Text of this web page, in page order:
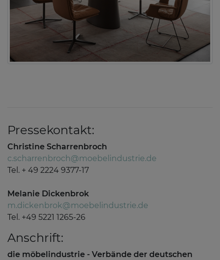
Pressekontakt:
Christine Scharrenbroch
c.scharrenbroch@moebelindustrie.de
Tel. + 49 2224 9377-17
Melanie Dickenbrok
m.dickenbrok@moebelindustrie.de
Tel. +49 5221 1265-26
Anschrift:
die möbelindustrie - Verbände der deutschen